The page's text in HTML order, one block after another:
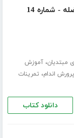
- شماره 14
مبتدیان،آموزش
اندام، تمرینات
دانلود کتاب